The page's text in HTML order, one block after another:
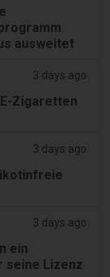
ausweitet
3 days ago
Zigaretten
3 days ago
3 days ago
ein
seine Lizenz